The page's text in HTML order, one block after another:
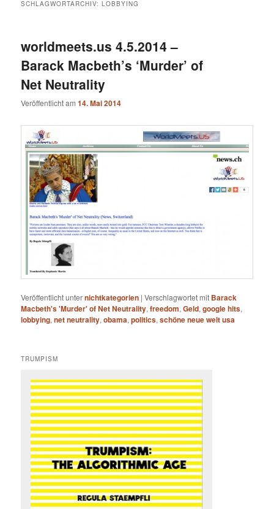
SCHLAGWORTARCHIV:LOBBYING
worldmeets.us 4.5.2014 –
Barack Macbeth’s ‘Murder’ of
Net Neutrality
Veröffentlicht am14. Mai 2014
Veröffentlicht unternichtkategorien |Verschlagwortet mit Barack
Macbeth's 'Murder' of Net Neutrality,freedom,Geld,google hits,
lobbying,net neutrality,obama,politics,schöne neue welt usa
TRUMPISM